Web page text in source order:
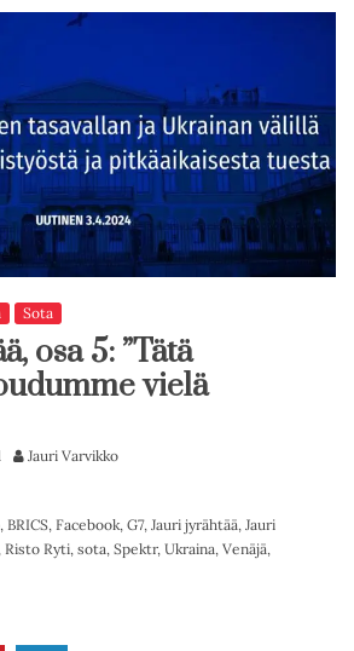
Sota
osa 5: ”Tätä
vielä
Jauri Varvikko
, BRICS, Facebook, G7, Jauri jyrähtää, Jauri
Risto Ryti, sota, Spektr, Ukraina, Venäjä,